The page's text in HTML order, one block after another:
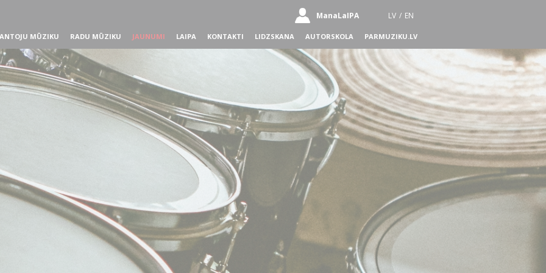
ManaLaIPA LV / EN
MŪZIKU RADU MŪZIKU JAUNUMI LAIPA KONTAKTI LIDZSKANA AUTORSKOLA PARMUZIKU.LV